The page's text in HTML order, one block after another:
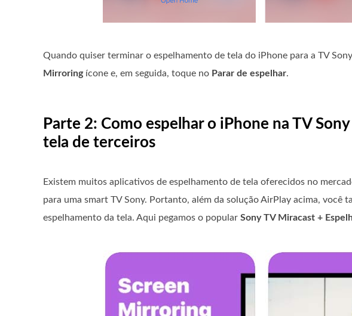
Quando quiser terminar o espelhamento de tela do iPhone para a TV
Mirroringícone e, em seguida, toque no Parar de espelhar.
Parte 2: Como espelhar o iPhone na TV
tela de terceiros
Existem muitos aplicativos de espelhamento de tela oferecidos no
para uma smart TV Sony. Portanto, além da solução AirPlay acima,
espelhamento da tela. Aqui pegamos o popular Sony TV Miracast +